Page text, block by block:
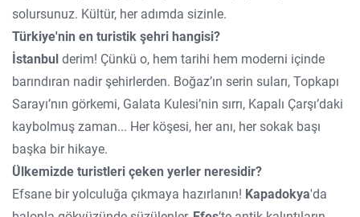
solursunuz. Kültür, her adımda sizinle.
Türkiye'nin en turistik şehri hangisi?
İstanbul derim! Çünkü o, hem tarihi hem moderni içinde
barındıran nadir şehirlerden. Boğaz’ın serin suları, Topkapı
Sarayı’nın görkemi, Galata Kulesi’nin sırrı, Kapalı Çarşı’daki
kaybolmuş zaman... Her köşesi, her anı, her sokak başı
başka bir hikaye.
Ülkemizde turistleri çeken yerler neresidir?
Efsane bir yolculuğa çıkmaya hazırlanın! Kapadokya'da